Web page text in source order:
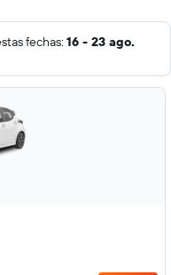
fechas: 16 - 23 ago.